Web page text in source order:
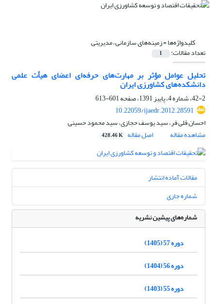
کلیدواژه‌ها =زمینه‌های سازمانی – مدیریتی
تعداد مقالات: 1
تحلیل عوامل مؤثر بر مهارت‌های حرفه‌ای اعضای هیأت علمی
دانشکده‌های کشاورزی ایران
42-2، شماره 4، پاییز 1391، صفحه
601-613
10.22059/ijaedr.2012.28591
احسان قلی فر، سید یوسف حجازی، سید محمود حسینی
مشاهده مقاله
اصل مقاله 428.46 K
مقالات آماده انتشار
شماره جاری
شماره‌های پیشین نشریه
دوره 57 (1405)
دوره 56 (1404)
دوره 55 (1403)